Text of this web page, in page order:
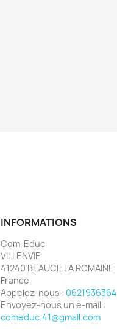
INFORMATIONS
Com-Educ
VILLENVIE
41240 BEAUCE LA ROMAINE
France
Appelez-nous : 0621936364
Envoyez-nous un e-mail :
comeduc.41@gmail.com